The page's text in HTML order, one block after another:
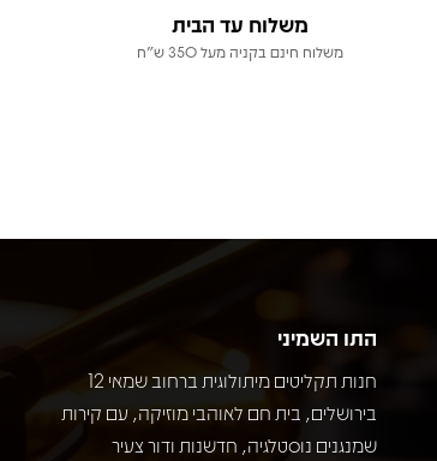
משלוח עד הבית
משלוח חינם בקניה מעל 350 ש"ח
התו השמיני
חנות תקליטים מיתולוגית ברחוב שמאי 12
בירושלים, בית חם לאוהבי מוזיקה, עם קירות
שמנגנים נוסטלגיה, חדשנות ודור צעיר